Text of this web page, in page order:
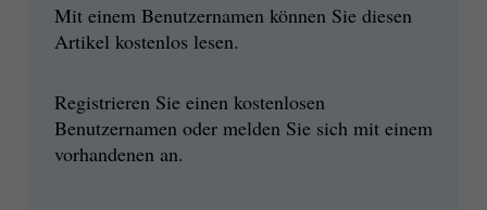
Mit einem Benutzernamen können Sie diesen
Artikel kostenlos lesen.
Registrieren Sie einen kostenlosen
Benutzernamen oder melden Sie sich mit einem
vorhandenen an.